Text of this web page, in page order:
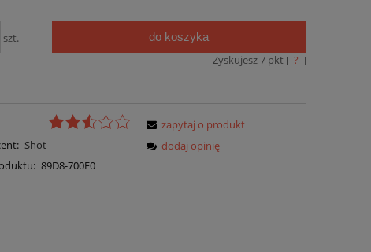
szt. do koszyka
Zyskujesz7pkt [ ? ]
Shot
89D8-700F0
zapytaj o produkt
dodaj opinię